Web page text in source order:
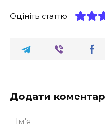
Оцініть статтю
Додати коментар
Ім'я